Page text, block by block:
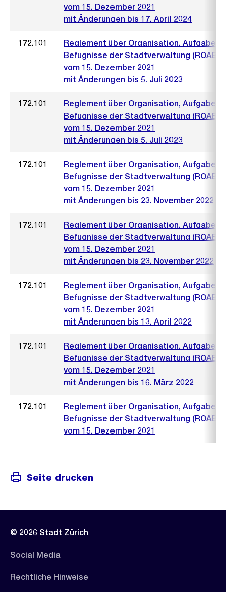
vom 15. Dezember 2021
mit Änderungen bis 17. April 2024
172.101
Reglement über Organisation, Aufgaben
Befugnisse der Stadtverwaltung (ROAB)
vom 15. Dezember 2021
mit Änderungen bis 5. Juli 2023
172.101
Reglement über Organisation, Aufgaben
Befugnisse der Stadtverwaltung (ROAB)
vom 15. Dezember 2021
mit Änderungen bis 5. Juli 2023
172.101
Reglement über Organisation, Aufgaben
Befugnisse der Stadtverwaltung (ROAB)
vom 15. Dezember 2021
mit Änderungen bis 23. November 2022
172.101
Reglement über Organisation, Aufgaben
Befugnisse der Stadtverwaltung (ROAB)
vom 15. Dezember 2021
mit Änderungen bis 23. November 2022
172.101
Reglement über Organisation, Aufgaben
Befugnisse der Stadtverwaltung (ROAB)
vom 15. Dezember 2021
mit Änderungen bis 13. April 2022
172.101
Reglement über Organisation, Aufgaben
Befugnisse der Stadtverwaltung (ROAB)
vom 15. Dezember 2021
mit Änderungen bis 16. März 2022
172.101
Reglement über Organisation, Aufgaben
Befugnisse der Stadtverwaltung (ROAB)
vom 15. Dezember 2021
Seite drucken
© 2026 Stadt Zürich
Social Media
Rechtliche Hinweise